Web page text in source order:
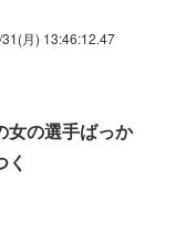
31(月) 13:46:12.47
女の選手ばっか